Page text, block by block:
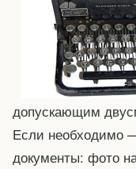
допускающим
Если необходимо
документы: фото